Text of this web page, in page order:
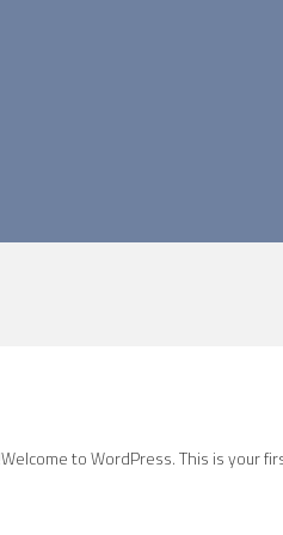
Welcome to WordPress. This is your